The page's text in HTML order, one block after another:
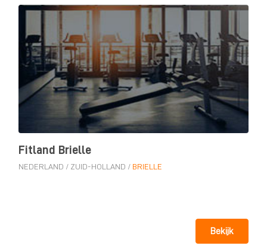
Fitland Brielle
NEDERLAND / ZUID-HOLLAND / BRIELLE
Bekijk